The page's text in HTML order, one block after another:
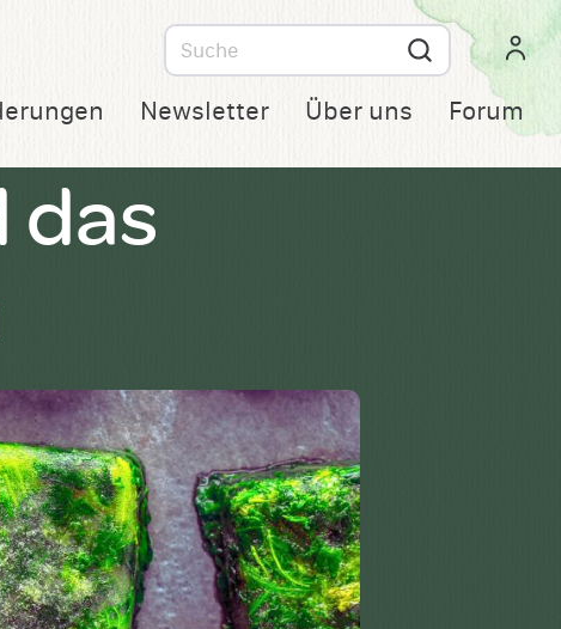
Suche
nach
Newsletter Über uns Forum
das